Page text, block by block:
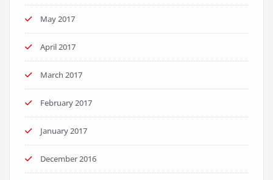
May 2017
April 2017
March 2017
February 2017
January 2017
December 2016